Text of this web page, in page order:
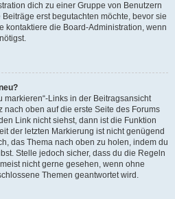
dich zu einer Gruppe von Benutzern
erst begutachten möchte, bevor sie
kontaktiere die Board-Administration, wenn
markieren“-Links in der Beitragsansicht
nach oben auf die erste Seite des Forums
Link nicht siehst, dann ist die Funktion
der letzten Markierung ist nicht genügend
das Thema nach oben zu holen, indem du
Stelle jedoch sicher, dass du die Regeln
nicht gerne gesehen, wenn ohne
Themen geantwortet wird.